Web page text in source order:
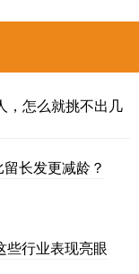
，怎么就挑不出几
长发更减龄？
些行业表现亮眼